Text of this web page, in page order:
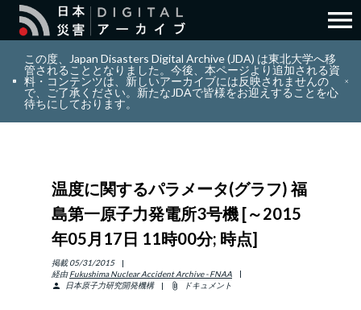
search 検索
layers コレクション
info_outline リソース
アバウト
ENGLISH 日本語
menu
この度、Japan Disasters Digital Archive (JDA) は東北大学へ移
管されることとなりました。今後、本ページより追加される資
料・コンテンツは、新しいアーカイブには反映されませんの
で、ご了承ください。新たなJDAで皆様をお迎えすることを心
待ちにしております。
温度に関するパラメータ(グラフ) 福
島第一原子力発電所3号機 [～2015
年05月17日 11時00分; 時点]
掲載 05/31/2015
経由 Fukushima Nuclear Accident Archive - FNAA
person
日本原子力研究開発機構 attach_file ドキュメント